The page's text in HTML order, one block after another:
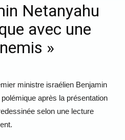
Netanyahu
avec une
»
ministre israélien Benjamin
après la présentation
selon une lecture